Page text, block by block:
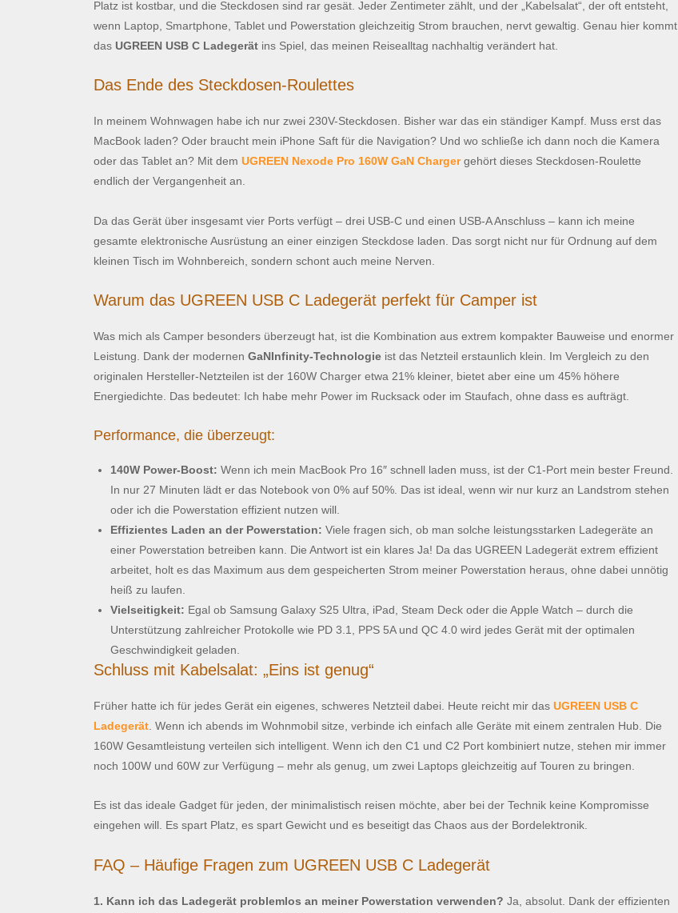
Platz ist kostbar, und die Steckdosen sind rar gesät. Jeder Zentimeter zählt, und der „Kabelsalat“, der oft entsteht,
wenn Laptop, Smartphone, Tablet und Powerstation gleichzeitig Strom brauchen, nervt gewaltig. Genau hier kommt
das UGREEN USB C Ladegerät ins Spiel, das meinen Reisealltag nachhaltig verändert hat.
Das Ende des Steckdosen-Roulettes
In meinem Wohnwagen habe ich nur zwei 230V-Steckdosen. Bisher war das ein ständiger Kampf. Muss erst das
MacBook laden? Oder braucht mein iPhone Saft für die Navigation? Und wo schließe ich dann noch die Kamera
oder das Tablet an? Mit dem UGREEN Nexode Pro 160W GaN Chargergehört dieses Steckdosen-Roulette
endlich der Vergangenheit an.
Da das Gerät über insgesamt vier Ports verfügt – drei USB-C und einen USB-A Anschluss – kann ich meine
gesamte elektronische Ausrüstung an einer einzigen Steckdose laden. Das sorgt nicht nur für Ordnung auf dem
kleinen Tisch im Wohnbereich, sondern schont auch meine Nerven.
Warum das UGREEN USB C Ladegerät perfekt für Camper ist
Was mich als Camper besonders überzeugt hat, ist die Kombination aus extrem kompakter Bauweise und enormer
Leistung. Dank der modernen GaNInfinity-Technologie ist das Netzteil erstaunlich klein. Im Vergleich zu den
originalen Hersteller-Netzteilen ist der 160W Charger etwa 21% kleiner, bietet aber eine um 45% höhere
Energiedichte. Das bedeutet: Ich habe mehr Power im Rucksack oder im Staufach, ohne dass es aufträgt.
Performance, die überzeugt:
140W Power-Boost: Wenn ich mein MacBook Pro 16″ schnell laden muss, ist der C1-Port mein bester Freund.
In nur 27 Minuten lädt er das Notebook von 0% auf 50%. Das ist ideal, wenn wir nur kurz an Landstrom stehen
oder ich die Powerstation effizient nutzen will.
Effizientes Laden an der Powerstation: Viele fragen sich, ob man solche leistungsstarken Ladegeräte an
einer Powerstation betreiben kann. Die Antwort ist ein klares Ja! Da das UGREEN Ladegerät extrem effizient
arbeitet, holt es das Maximum aus dem gespeicherten Strom meiner Powerstation heraus, ohne dabei unnötig
heiß zu laufen.
Vielseitigkeit: Egal ob Samsung Galaxy S25 Ultra, iPad, Steam Deck oder die Apple Watch – durch die
Unterstützung zahlreicher Protokolle wie PD 3.1, PPS 5A und QC 4.0 wird jedes Gerät mit der optimalen
Geschwindigkeit geladen.
Schluss mit Kabelsalat: „Eins ist genug“
Früher hatte ich für jedes Gerät ein eigenes, schweres Netzteil dabei. Heute reicht mir das UGREEN USB C
Ladegerät . Wenn ich abends im Wohnmobil sitze, verbinde ich einfach alle Geräte mit einem zentralen Hub. Die
160W Gesamtleistung verteilen sich intelligent. Wenn ich den C1 und C2 Port kombiniert nutze, stehen mir immer
noch 100W und 60W zur Verfügung – mehr als genug, um zwei Laptops gleichzeitig auf Touren zu bringen.
Es ist das ideale Gadget für jeden, der minimalistisch reisen möchte, aber bei der Technik keine Kompromisse
eingehen will. Es spart Platz, es spart Gewicht und es beseitigt das Chaos aus der Bordelektronik.
FAQ – Häufige Fragen zum UGREEN USB C Ladegerät
1. Kann ich das Ladegerät problemlos an meiner Powerstation verwenden? Ja, absolut. Dank der effizienten